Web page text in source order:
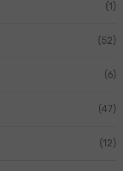
(1)
(52)
(6)
(47)
(12)